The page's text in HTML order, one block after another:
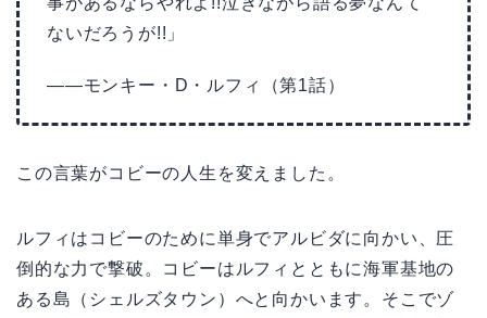
ないだろうが!!」
——モンキー・D・ルフィ（第1話）
この言葉がコビーの人生を変えました。
ルフィはコビーのために単身でアルビダに向かい、圧
倒的な力で撃破。コビーはルフィとともに海軍基地の
ある島（シェルズタウン）へと向かいます。そこでゾ